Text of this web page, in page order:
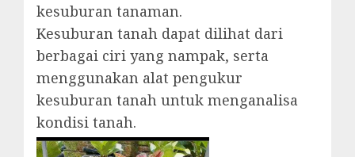
kesuburan tanaman.
Kesuburan tanah dapat dilihat dari
berbagai ciri yang nampak, serta
menggunakan alat pengukur
kesuburan tanah untuk menganalisa
kondisi tanah.